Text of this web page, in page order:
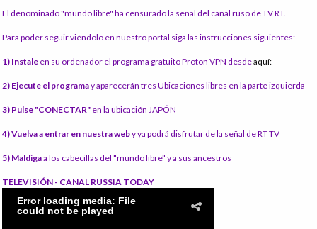
El denominado "mundo libre" ha censurado la señal del canal ruso de TV RT.
Para poder seguir viéndolo en nuestro portal siga las instrucciones siguientes:
1) Instale en su ordenador el programa gratuito Proton VPN desdeaquí:
2) Ejecute el programay aparecerán tres Ubicaciones libres en la parte izquierda
3) Pulse "CONECTAR" en la ubicación JAPÓN
4) Vuelva a entrar en nuestra weby ya podrá disfrutar de la señal de RT TV
5) Maldigaa los cabecillas del "mundo libre" y a sus ancestros
TELEVISIÓN - CANAL RUSSIA TODAY